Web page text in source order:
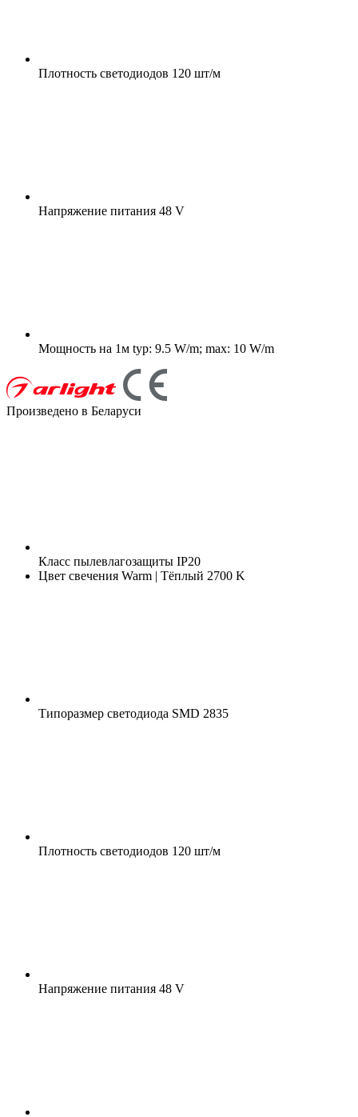
Плотность светодиодов 120 шт/м
Напряжение питания 48 V
Мощность на 1м typ: 9.5 W/m; max: 10 W/m
Произведено в Беларуси
Класс пылевлагозащиты IP20
Цвет свечения Warm | Тёплый 2700 K
Типоразмер светодиода SMD 2835
Плотность светодиодов 120 шт/м
Напряжение питания 48 V